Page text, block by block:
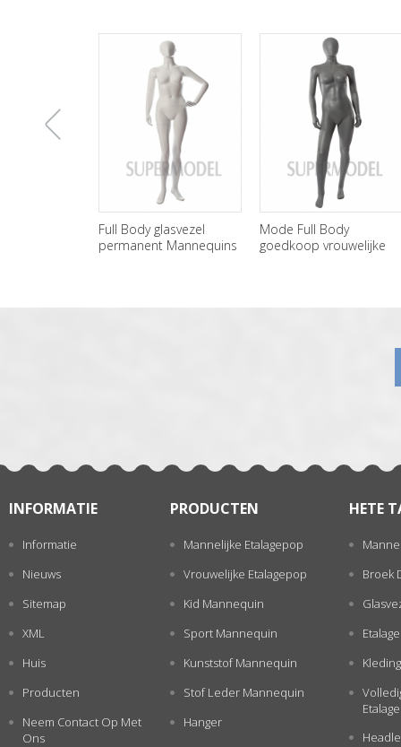
Full Body glasvezel
permanent Mannequins
Mode Full Body
goedkoop vrouwelijke
INFORMATIE
Informatie
Nieuws
Sitemap
XML
Huis
Producten
Neem Contact Op Met
Ons
PRODUCTEN
Mannelijke Etalagepop
Vrouwelijke Etalagepop
Kid Mannequin
Sport Mannequin
Kunststof Mannequin
Stof Leder Mannequin
Hanger
HETE
Broek